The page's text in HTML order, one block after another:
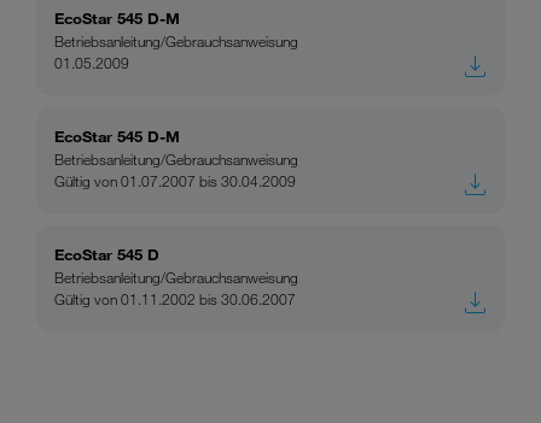
EcoStar 545 D-M
Betriebsanleitung/Gebrauchsanweisung
01.05.2009
EcoStar 545 D-M
Betriebsanleitung/Gebrauchsanweisung
Gültig von 01.07.2007 bis 30.04.2009
EcoStar 545 D
Betriebsanleitung/Gebrauchsanweisung
Gültig von 01.11.2002 bis 30.06.2007